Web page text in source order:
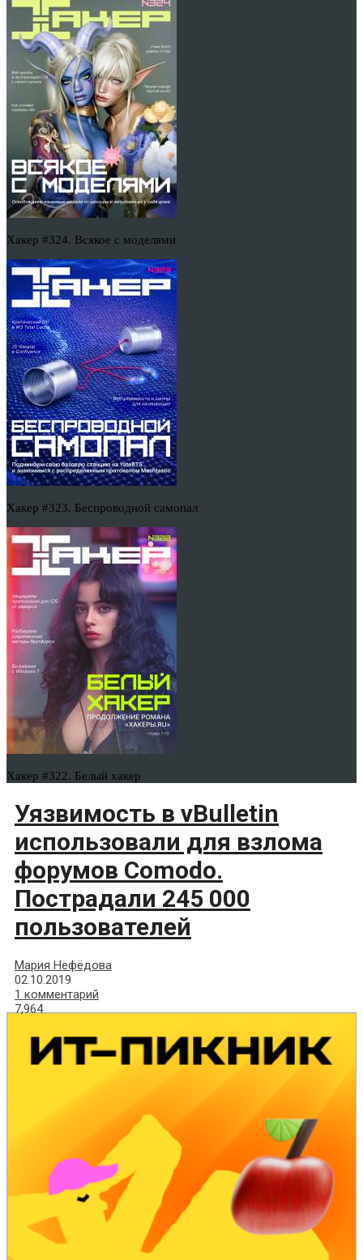
Хакер #324. Всякое с моделями
Хакер #323. Беспроводной самопал
Хакер #322. Белый хакер
Уязвимость в vBulletin
использовали для взлома
форумов Comodo.
Пострадали 245 000
пользователей
Мария Нефёдова
02.10.2019
1 комментарий
7,964